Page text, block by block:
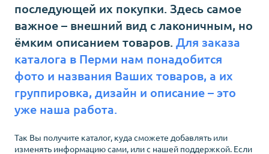
последующей их покупки. Здесь самое
важное – внешний вид с лаконичным, но
ёмким описанием товаров. Для заказа
каталога в Перми нам понадобится
фото и названия Ваших товаров, а их
группировка, дизайн и описание – это
уже наша работа.
Так Вы получите каталог, куда сможете добавлять или
изменять информацию сами, или с нашей поддержкой. Если